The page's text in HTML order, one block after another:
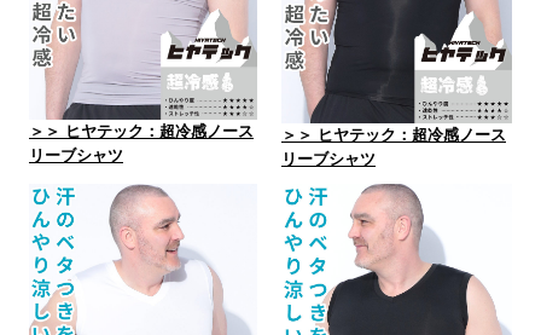
＞＞ ヒヤテック：超冷感ノース
リーブシャツ
＞＞ ヒヤテック：超冷感ノース
リーブシャツ